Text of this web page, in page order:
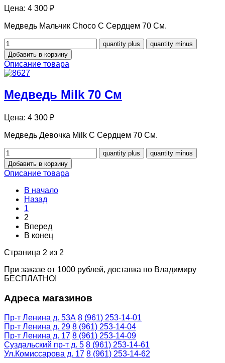
Цена: 4 300 ₽
Медведь Мальчик Choco С Сердцем 70 См.
Описание товара
Медведь Milk 70 См
Цена: 4 300 ₽
Медведь Девочка Milk С Сердцем 70 См.
Описание товара
В начало
Назад
1
2
Вперед
В конец
Страница 2 из 2
При заказе от 1000 рублей, доставка по Владимиру
БЕСПЛАТНО!
Адреса магазинов
Пр-т Ленина д. 53А 8 (961) 253-14-01
Пр-т Ленина д. 29 8 (961) 253-14-04
Пр-т Ленина д. 17 8 (961) 253-14-09
Суздальский пр-т д. 5 8 (961) 253-14-61
Ул.Комиссарова д. 17 8 (961) 253-14-62